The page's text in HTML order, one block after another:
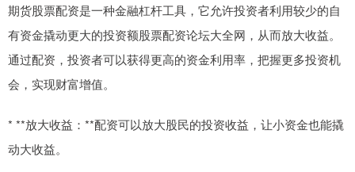
期货股票配资是一种金融杠杆工具，它允许投资者利用较少的自
有资金撬动更大的投资额股票配资论坛大全网，从而放大收益。
通过配资，投资者可以获得更高的资金利用率，把握更多投资机
会，实现财富增值。
* **放大收益：**配资可以放大股民的投资收益，让小资金也能撬
动大收益。